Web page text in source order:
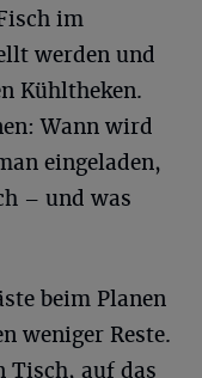
im
werden und
Kühltheken.
Wann wird
eingeladen,
– und was
beim Planen
weniger Reste.
Tisch, auf das